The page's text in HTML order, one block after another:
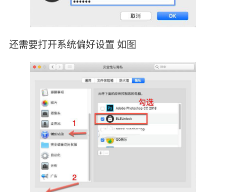
还需要打开系统偏好设置 如图